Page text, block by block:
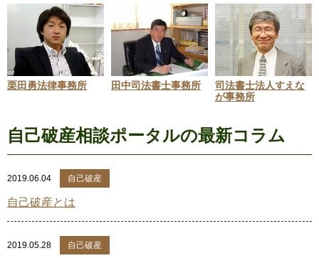
栗田勇法律事務所 田中司法書士事務所
司法書士法人すえな
が事務所
自己破産相談ポータルの最新コラム
2019.06.04 自己破産
自己破産とは
2019.05.28 自己破産